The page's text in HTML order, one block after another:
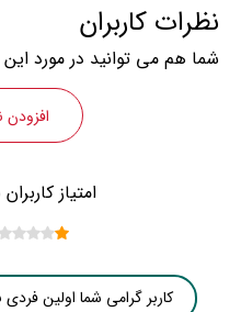
نظرات کاربران
شما هم می توانید در مورد
امتیاز
کاربر گرامی شما اولین